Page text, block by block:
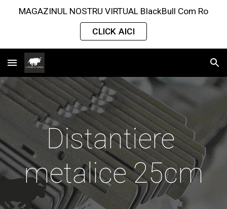
MAGAZINUL NOSTRU VIRTUAL BlackBull Com Ro
CLICK AICI
Distantiere
metalice 25cm